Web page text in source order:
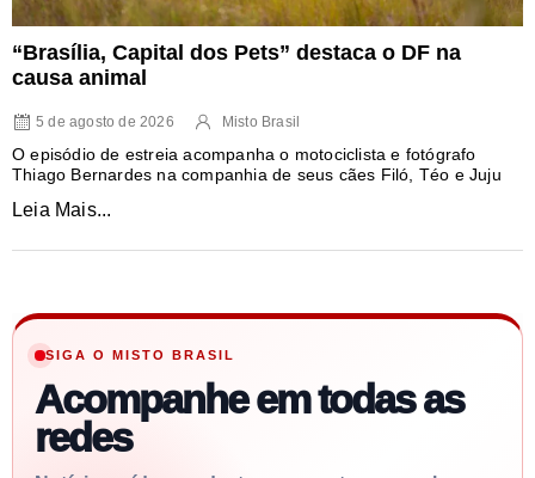
“Brasília, Capital dos Pets” destaca o DF na
causa animal
5 de agosto de 2026 Misto Brasil
O episódio de estreia acompanha o motociclista e fotógrafo
Thiago Bernardes na companhia de seus cães Filó, Téo e Juju
Leia Mais...
SIGA O MISTO BRASIL
Acompanhe em todas as
redes